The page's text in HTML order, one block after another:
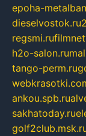
epoha-
dieselvostok.ru
regsmi.ru
h2o-salon.ru
tango-perm.ru
ankou.spb.ru
sakhatoday.ru